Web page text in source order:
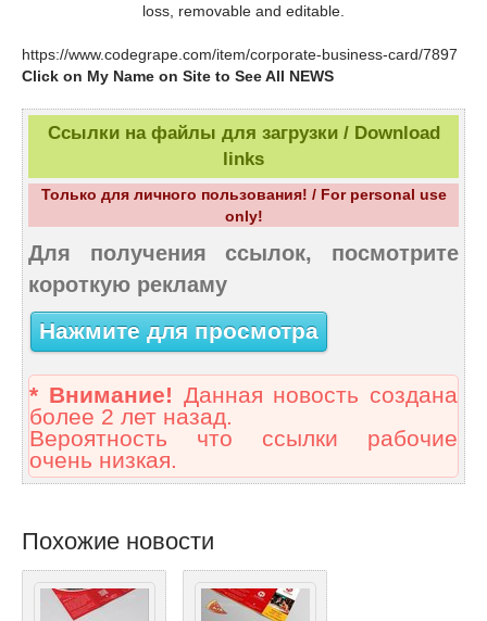
loss, removable and editable.
https://www.codegrape.com/item/corporate-business-card/7897
Click on My Name on Site to See All NEWS
Ссылки на файлы для загрузки / Download
links
Только для личного пользования! / For personal use
only!
Для получения ссылок, посмотрите
короткую рекламу
Нажмите для просмотра
* Внимание! Данная новость создана
более 2 лет назад.
Вероятность что ссылки рабочие
очень низкая.
Похожие новости